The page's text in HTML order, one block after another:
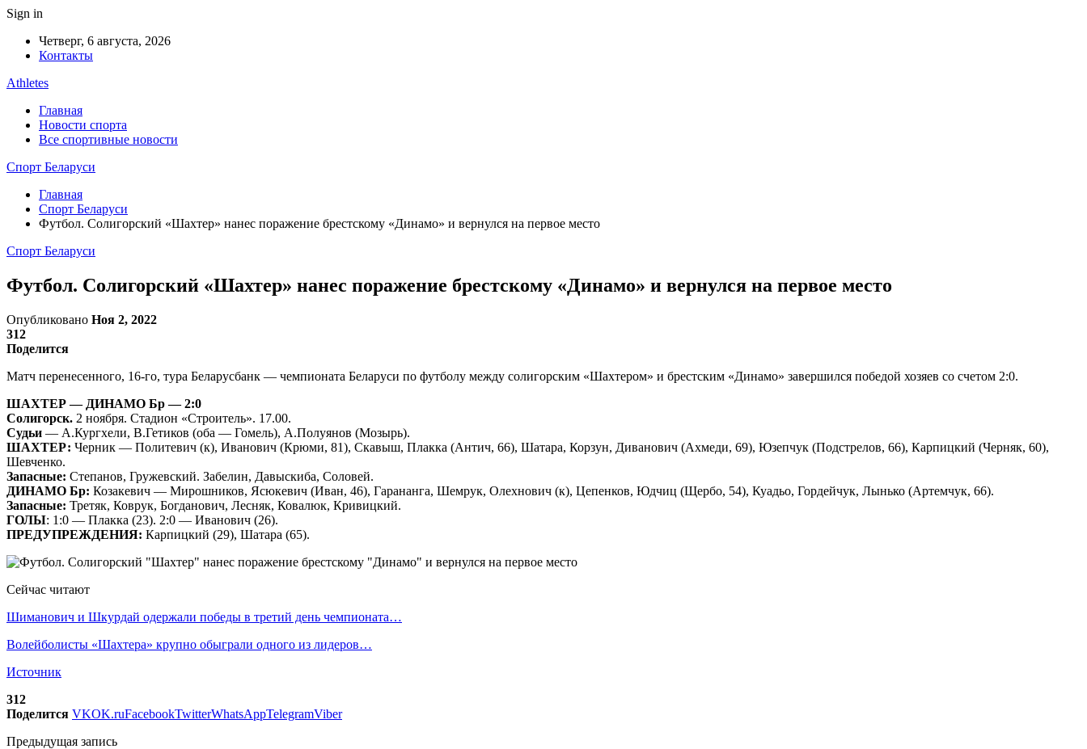
Sign in
Четверг, 6 августа, 2026
Контакты
Athletes
Главная
Новости спорта
Все спортивные новости
Спорт Беларуси
Главная
Спорт Беларуси
Футбол. Солигорский «Шахтер» нанес поражение брестскому «Динамо» и вернулся на первое место
Спорт Беларуси
Футбол. Солигорский «Шахтер» нанес поражение брестскому «Динамо» и вернулся на первое место
Опубликовано Ноя 2, 2022
312
Поделится
Матч перенесенного, 16-го, тура Беларусбанк — чемпионата Беларуси по футболу между солигорским «Шахтером» и брестским «Динамо» завершился победой хозяев со счетом 2:0.
ШАХТЕР — ДИНАМО Бр — 2:0
Солигорск. 2 ноября. Стадион «Строитель». 17.00.
Судьи — А.Кургхели, В.Гетиков (оба — Гомель), А.Полуянов (Мозырь).
ШАХТЕР: Черник — Политевич (к), Иванович (Крюми, 81), Скавыш, Плакка (Антич, 66), Шатара, Корзун, Диванович (Ахмеди, 69), Юзепчук (Подстрелов, 66), Карпицкий (Черняк, 60),
Шевченко.
Запасные: Степанов, Гружевский. Забелин, Давыскиба, Соловей.
ДИНАМО Бр: Козакевич — Мирошников, Ясюкевич (Иван, 46), Гарананга, Шемрук, Олехнович (к), Цепенков, Юдчиц (Щербо, 54), Куадьо, Гордейчук, Лынько (Артемчук, 66).
Запасные: Третяк, Коврук, Богданович, Лесняк, Ковалюк, Кривицкий.
ГОЛЫ: 1:0 — Плакка (23). 2:0 — Иванович (26).
ПРЕДУПРЕЖДЕНИЯ: Карпицкий (29), Шатара (65).
Сейчас читают
Шиманович и Шкурдай одержали победы в третий день чемпионата…
Волейболисты «Шахтера» крупно обыграли одного из лидеров…
Источник
312
Поделится VKOK.ruFacebookTwitterWhatsAppTelegramViber
Предыдущая запись